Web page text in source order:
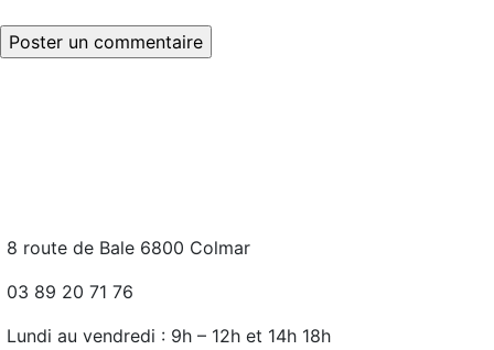
8 route de Bale 6800 Colmar
03 89 20 71 76
Lundi au vendredi : 9h – 12h et 14h 18h